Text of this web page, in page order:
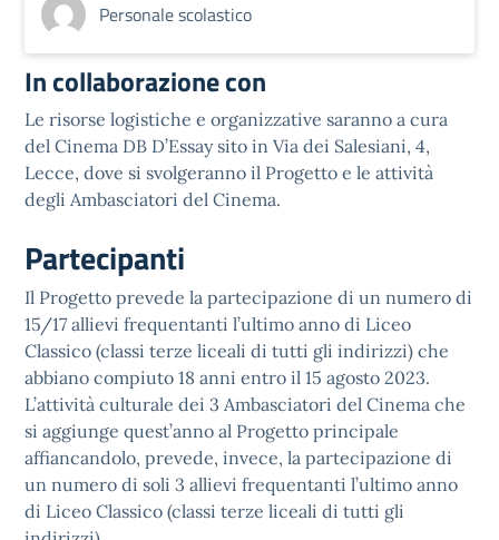
Personale scolastico
In collaborazione con
Le risorse logistiche e organizzative saranno a cura
del Cinema DB D’Essay sito in Via dei Salesiani, 4,
Lecce, dove si svolgeranno il Progetto e le attività
degli Ambasciatori del Cinema.
Partecipanti
Il Progetto prevede la partecipazione di un numero di
15/17 allievi frequentanti l’ultimo anno di Liceo
Classico (classi terze liceali di tutti gli indirizzi) che
abbiano compiuto 18 anni entro il 15 agosto 2023.
L’attività culturale dei 3 Ambasciatori del Cinema che
si aggiunge quest’anno al Progetto principale
affiancandolo, prevede, invece, la partecipazione di
un numero di soli 3 allievi frequentanti l’ultimo anno
di Liceo Classico (classi terze liceali di tutti gli